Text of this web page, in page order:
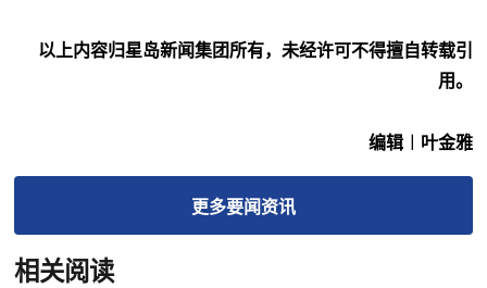
以上内容归星岛新闻集团所有，未经许可不得擅自转载引
用。
编辑︱叶金雅
更多要闻资讯
相关阅读